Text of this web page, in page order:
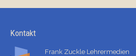
Kontakt
Frank Zuckle Lehrermedien